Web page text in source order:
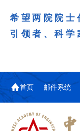
希望两院院士
引领者、科
首页 邮件系统